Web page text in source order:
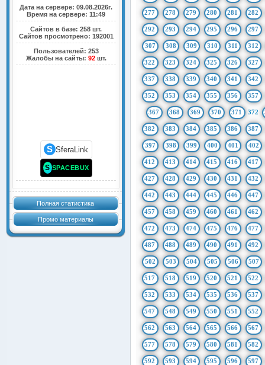
Дата на сервере: 09.08.2026г.
Время на сервере: 11:49
Сайтов в базе: 258 шт.
Сайтов просмотрено: 192001
Пользователей: 253
Жалобы на сайты: 92шт.
S SferaLink
S SPACEBUX
Полная статистика
Промо материалы
277 278 279 280 281 282
292 293 294 295 296 297
307 308 309 310 311 312
322 323 324 325 326 327
337 338 339 340 341 342
352 353 354 355 356 357
367 368 369 370 371 372
382 383 384 385 386 387
397 398 399 400 401 402
412 413 414 415 416 417
427 428 429 430 431 432
442 443 444 445 446 447
457 458 459 460 461 462
472 473 474 475 476 477
487 488 489 490 491 492
502 503 504 505 506 507
517 518 519 520 521 522
532 533 534 535 536 537
547 548 549 550 551 552
562 563 564 565 566 567
577 578 579 580 581 582
592 593 594 595 596 597